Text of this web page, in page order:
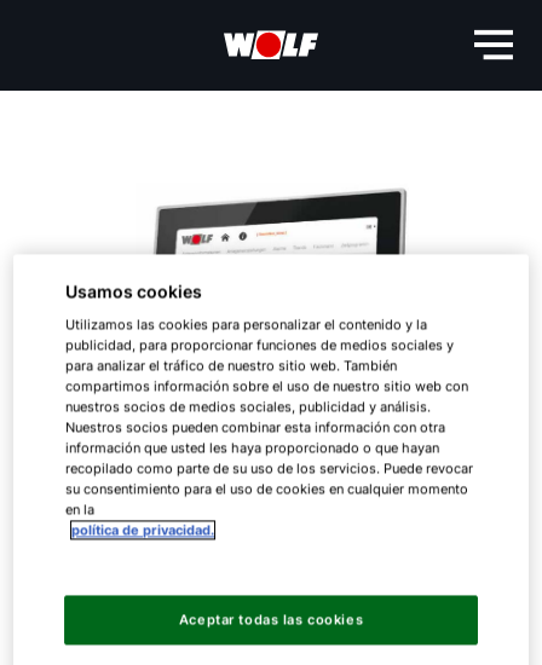
¡Hola!
Usamos cookies
Utilizamos las cookies para personalizar el contenido y la
publicidad, para proporcionar funciones de medios sociales y
para analizar el tráfico de nuestro sitio web. También
compartimos información sobre el uso de nuestro sitio web con
nuestros socios de medios sociales, publicidad y análisis.
Nuestros socios pueden combinar esta información con otra
información que usted les haya proporcionado o que hayan
recopilado como parte de su uso de los servicios. Puede revocar
su consentimiento para el uso de cookies en cualquier momento
en la
política de privacidad.
Aceptar todas las cookies